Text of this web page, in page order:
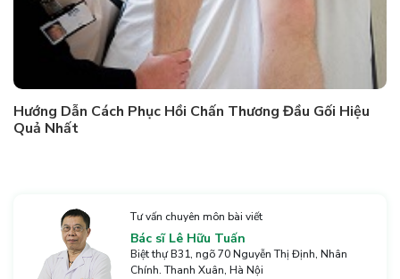
Hướng Dẫn Cách Phục Hồi Chấn Thương Đầu Gối Hiệu
Quả Nhất
Tư vấn chuyên môn bài viết
Bác sĩ Lê Hữu Tuấn
Biệt thự B31, ngõ 70 Nguyễn Thị Định, Nhân
Chính. Thanh Xuân, Hà Nội